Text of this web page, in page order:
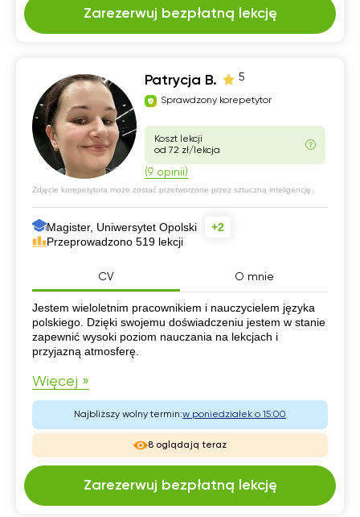
Zarezerwuj bezpłatną lekcję
Patrycja B. 5
Sprawdzony korepetytor
Koszt lekcji
od 72 zł/lekcja
(9 opinii)
Zdjęcie korepetytora może zostać przetworzone przez sztuczną inteligencję.
Magister, Uniwersytet Opolski
+2
Przeprowadzono 519 lekcji
CV O mnie
CV
Jestem wieloletnim pracownikiem i nauczycielem języka
polskiego. Dzięki swojemu doświadczeniu jestem w stanie
zapewnić wysoki poziom nauczania na lekcjach i
przyjazną atmosferę.
Więcej »
Najbliższy wolny termin:w poniedziałek o 15:00
8 oglądają teraz
Zarezerwuj bezpłatną lekcję